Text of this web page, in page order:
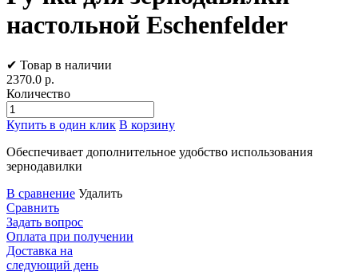
настольной Eschenfelder
✔ Товар в наличии
2370.0 р.
Количество
Купить в один клик В корзину
Обеспечивает дополнительное удобство использования
зернодавилки
В сравнение Удалить
Сравнить
Задать вопрос
Оплата при получении
Доставка на
следующий день